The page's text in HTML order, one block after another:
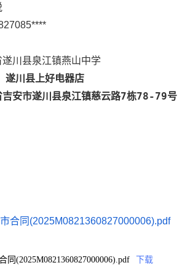
遂川县泉江镇燕山中学
遂川县上好电器店
吉安市遂川县泉江镇慈云路7栋78-79号
合同(2025M0821360827000006).pdf
同(2025M0821360827000006).pdf
下载